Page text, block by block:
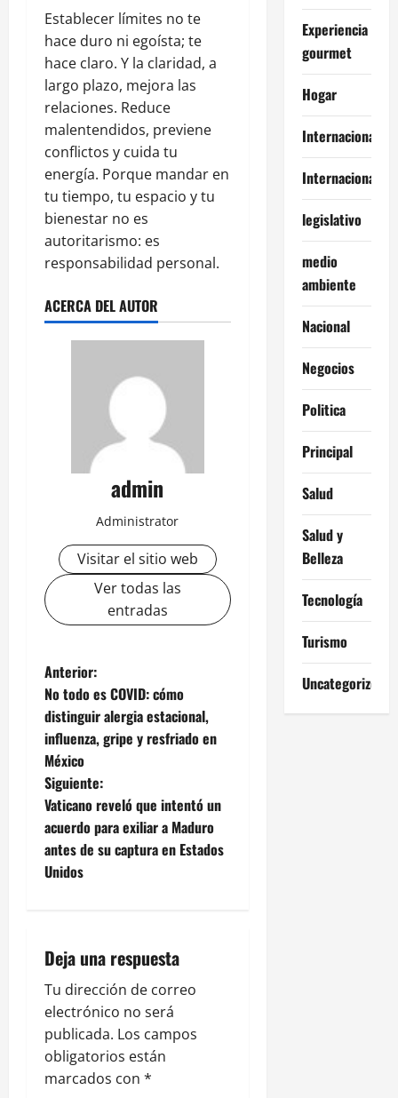
Establecer límites no te
hace duro ni egoísta; te
hace claro. Y la claridad, a
largo plazo, mejora las
relaciones. Reduce
malentendidos, previene
conflictos y cuida tu
energía. Porque mandar en
tu tiempo, tu espacio y tu
bienestar no es
autoritarismo: es
responsabilidad personal.
ACERCA DEL AUTOR
admin
Administrator
Visitar el sitio web
Ver todas las
entradas
N
a
v
e
g
a
i
ó
n
d
e
Anterior:
No todo es COVID: cómo
distinguir alergia estacional,
influenza, gripe y resfriado en
México
Siguiente:
Vaticano reveló que intentó un
acuerdo para exiliar a Maduro
antes de su captura en Estados
Unidos
Deja una respuesta
Tu dirección de correo
electrónico no será
publicada. Los campos
obligatorios están
marcados con *
Experiencia
gourmet
Hogar
Internacional
Internacionales
legislativo
medio
ambiente
Nacional
Negocios
Politica
Principal
Salud
Salud y
Belleza
Tecnología
Turismo
Uncategorized